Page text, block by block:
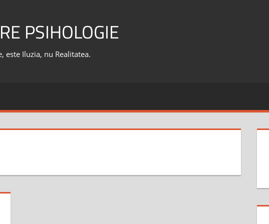
PSIHOLOGIE
este Iluzia, nu Realitatea.